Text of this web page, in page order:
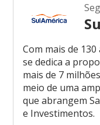
Com mais de
se dedica a
mais de 7
meio de uma
que abrangem
e Investimentos.